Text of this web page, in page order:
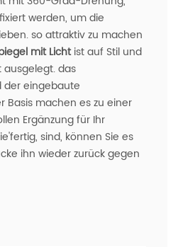
werden, um die
so attraktiv zu machen
mit Lichtist auf Stil und
ausgelegt. das
der eingebaute
Basis machen es zu einer
Ergänzung für Ihr
sind, können Sie es
ihn wieder zurück gegen